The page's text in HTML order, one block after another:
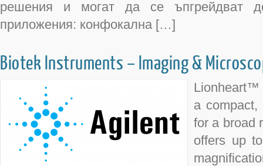
решения и могат да се ъпгрейдват
приложения: конфокална […]
Biotek Instruments – Imaging &
Lionheart™
a compact,
for a broad
offers up